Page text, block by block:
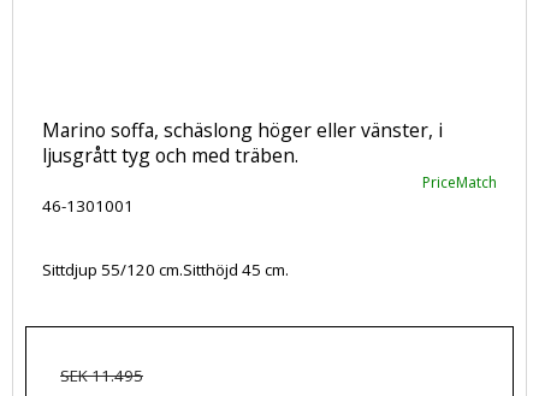
Marino soffa, schäslong höger eller vänster, i
ljusgrått tyg och med träben.
PriceMatch
46-1301001
Sittdjup 55/120 cm.Sitthöjd 45 cm.
SEK 11.495